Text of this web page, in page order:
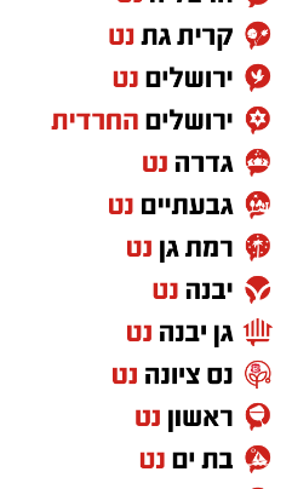
ו"סטט-נט", אילו הבחירות
"ישר" בראשות גדי איזנקוט
מעמדה כמפלגה הגדולה ביותר עם 23
מפלגת הליכוד ניצבת בצמוד אליה
במקום השלישי ממוקמת
בנט עם 13 מנדטים.
מנדטים.
הדתית משיגות 5 מנדטים כל אחת.
השפעת אחוז החסימה על
אחד הממצאים המרכזיים